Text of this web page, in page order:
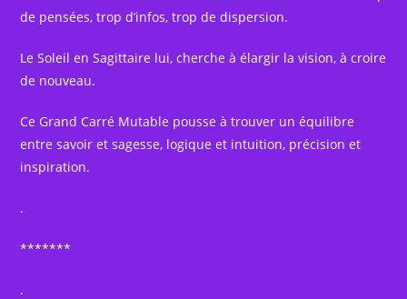
de pensées, trop d’infos, trop de dispersion.
Le Soleil en Sagittaire lui, cherche à élargir la vision, à croire
de nouveau.
Ce Grand Carré Mutable pousse à trouver un équilibre
entre savoir et sagesse, logique et intuition, précision et
inspiration.
.
*******
.